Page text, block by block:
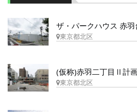
ザ・パークハウス 赤
東京都北区
(仮称)赤羽二丁目Ⅱ計
東京都北区